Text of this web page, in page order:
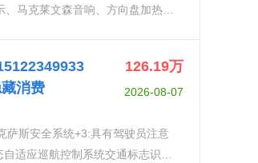
马克莱文森音响、方向盘加热、
126.19万
2026-08-07
消费
萨斯安全系统+3:具有驾驶员注意
适应巡航控制系统交通标志识别